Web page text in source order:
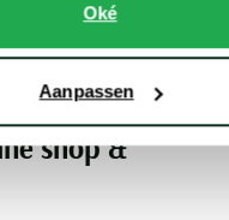
Oké
Aanpassen
shop &